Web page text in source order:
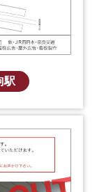
駅